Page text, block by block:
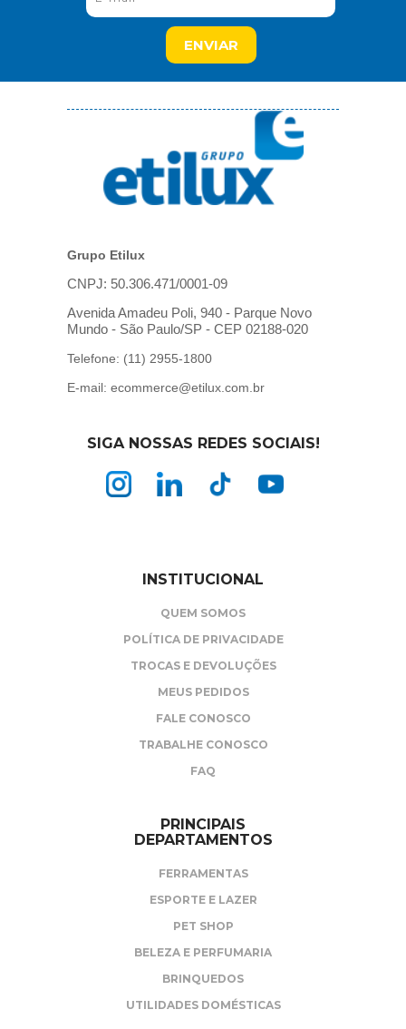
Grupo Etilux
CNPJ: 50.306.471/0001-09
Avenida Amadeu Poli, 940 - Parque Novo
Mundo - São Paulo/SP - CEP 02188-020
Telefone: (11) 2955-1800
E-mail: ecommerce@etilux.com.br
SIGA NOSSAS REDES SOCIAIS!
INSTITUCIONAL
QUEM SOMOS
POLÍTICA DE PRIVACIDADE
TROCAS E DEVOLUÇÕES
MEUS PEDIDOS
FALE CONOSCO
TRABALHE CONOSCO
FAQ
PRINCIPAIS
DEPARTAMENTOS
FERRAMENTAS
ESPORTE E LAZER
PET SHOP
BELEZA E PERFUMARIA
BRINQUEDOS
UTILIDADES DOMÉSTICAS